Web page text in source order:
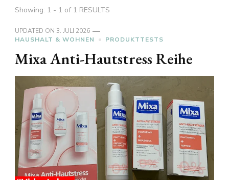
Showing: 1 - 1 of 1 RESULTS
UPDATED ON 3. JULI 2026
HAUSHALT & WOHNEN
PRODUKTTESTS
Mixa Anti-Hautstress Reihe